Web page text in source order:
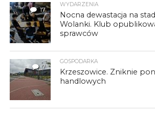
17
WYDARZENIA
Nocna dewastacja na
Wolanki. Klub
sprawców
7
GOSPODARKA
Krzeszowice. Zniknie
handlowych